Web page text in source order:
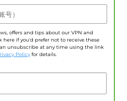
号）
offers and tips about our VPN and
here if you'd prefer not to receive these
unsubscribe at any time using the link
Policy for details.